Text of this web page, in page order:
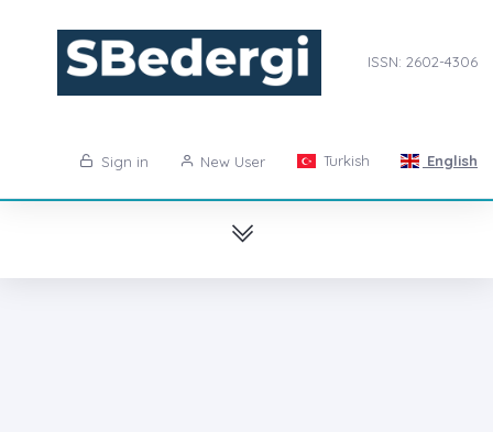
ISSN: 2602-4306
Sign in New User Turkish English